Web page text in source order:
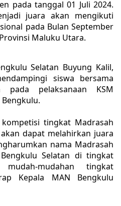
pada tanggal 01 Juli 2024.
juara akan mengikuti
pada Bulan September
Maluku Utara.
Selatan Buyung Kalil,
siswa bersama
pada pelaksanaan KSM
tingkat Madrasah
dapat melahirkan juara
nama Madrasah
Selatan di tingkat
mudahan tingkat
Kepala MAN Bengkulu